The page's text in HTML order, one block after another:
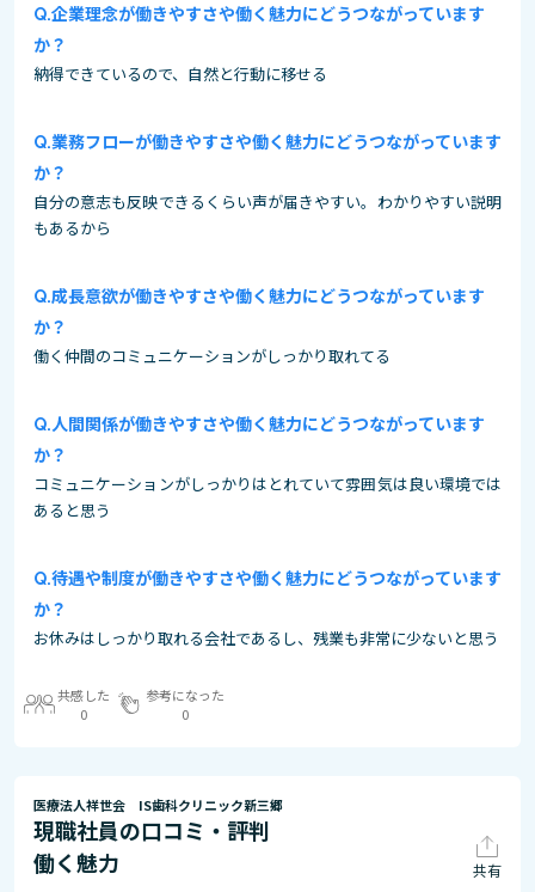
企業理念が働きやすさや働く魅力にどうつながっています
か？
納得できているので、自然と行動に移せる
業務フローが働きやすさや働く魅力にどうつながっています
か？
自分の意志も反映できるくらい声が届きやすい。わかりやすい説明
もあるから
成長意欲が働きやすさや働く魅力にどうつながっています
か？
働く仲間のコミュニケーションがしっかり取れてる
人間関係が働きやすさや働く魅力にどうつながっています
か？
コミュニケーションがしっかりはとれていて雰囲気は良い環境では
あると思う
待遇や制度が働きやすさや働く魅力にどうつながっています
か？
お休みはしっかり取れる会社であるし、残業も非常に少ないと思う
共感した
0
参考になった
0
医療法人祥世会 IS歯科クリニック新三郷
現職社員の口コミ・評判
働く魅力
共有